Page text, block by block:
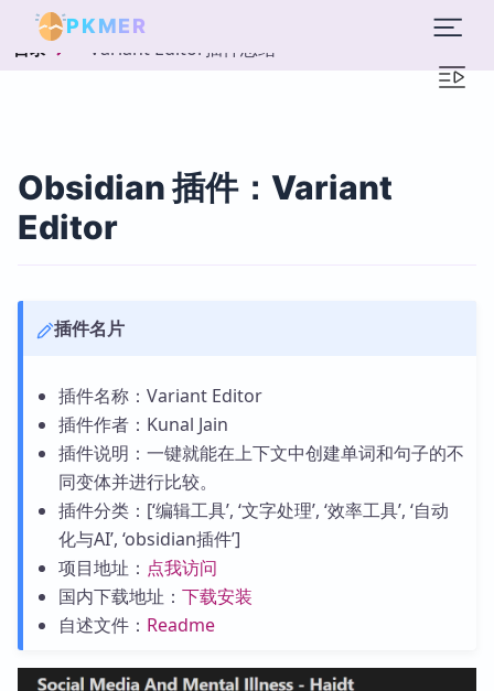
PKMER
目录 Variant Editor插件总结
Obsidian 插件：Variant
Editor
插件名片
插件名称：Variant Editor
插件作者：Kunal Jain
插件说明：一键就能在上下文中创建单词和句子的不
同变体并进行比较。
插件分类：[‘编辑工具’, ‘文字处理’, ‘效率工具’, ‘自动
化与AI’, ‘obsidian插件’]
项目地址： 点我访问
国内下载地址： 下载安装
自述文件： Readme